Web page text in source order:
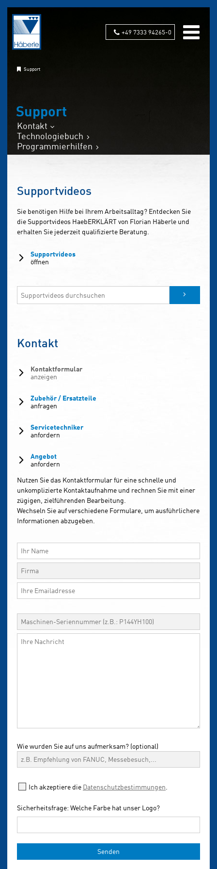
+49 7333 94265-0
Support
Support
Kontakt
Technologiebuch
Programmierhilfen
Supportvideos
Sie benötigen Hilfe bei Ihrem Arbeitsalltag? Entdecken Sie
die Supportvideos HaebERKLÄRT von Florian Häberle und
erhalten Sie jederzeit qualifizierte Beratung.
Supportvideos
öffnen
Kontakt
Kontaktformular
anzeigen
Zubehör / Ersatzteile
anfragen
Servicetechniker
anfordern
Angebot
anfordern
Nutzen Sie das Kontaktformular für eine schnelle und
unkomplizierte Kontaktaufnahme und rechnen Sie mit einer
zügigen, zielführenden Bearbeitung.
Wechseln Sie auf verschiedene Formulare, um ausführlichere
Informationen abzugeben.
lasse
dieses
Feld
Wie wurden Sie auf uns aufmerksam? (optional)
Ich akzeptiere die Datenschutzbestimmungen
Sicherheitsfrage: Welche Farbe hat unser Logo?